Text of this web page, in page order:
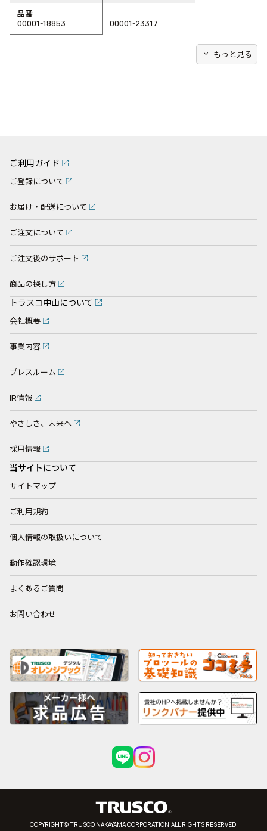
品番
00001-18853
00001-23317
expand_more もっと見る
ご利用ガイド
ご登録について
お届け・配送について
ご注文について
ご注文後のサポート
商品の探し方
トラスコ中山について
会社概要
事業内容
プレスルーム
IR情報
やさしさ、未来へ
採用情報
当サイトについて
サイトマップ
ご利用規約
個人情報の取扱いについて
動作確認環境
よくあるご質問
お問い合わせ
COPYRIGHT© TRUSCO NAKAYAMA CORPORATION.ALL RIGHTS RESERVED.